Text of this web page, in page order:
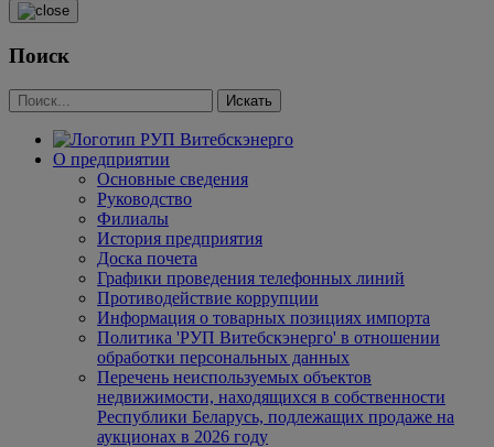
Поиск
О предприятии
Основные сведения
Руководство
Филиалы
История предприятия
Доска почета
Графики проведения телефонных линий
Противодействие коррупции
Информация о товарных позициях импорта
Политика 'РУП Витебскэнерго' в отношении
обработки персональных данных
Перечень неиспользуемых объектов
недвижимости, находящихся в собственности
Республики Беларусь, подлежащих продаже на
аукционах в 2026 году